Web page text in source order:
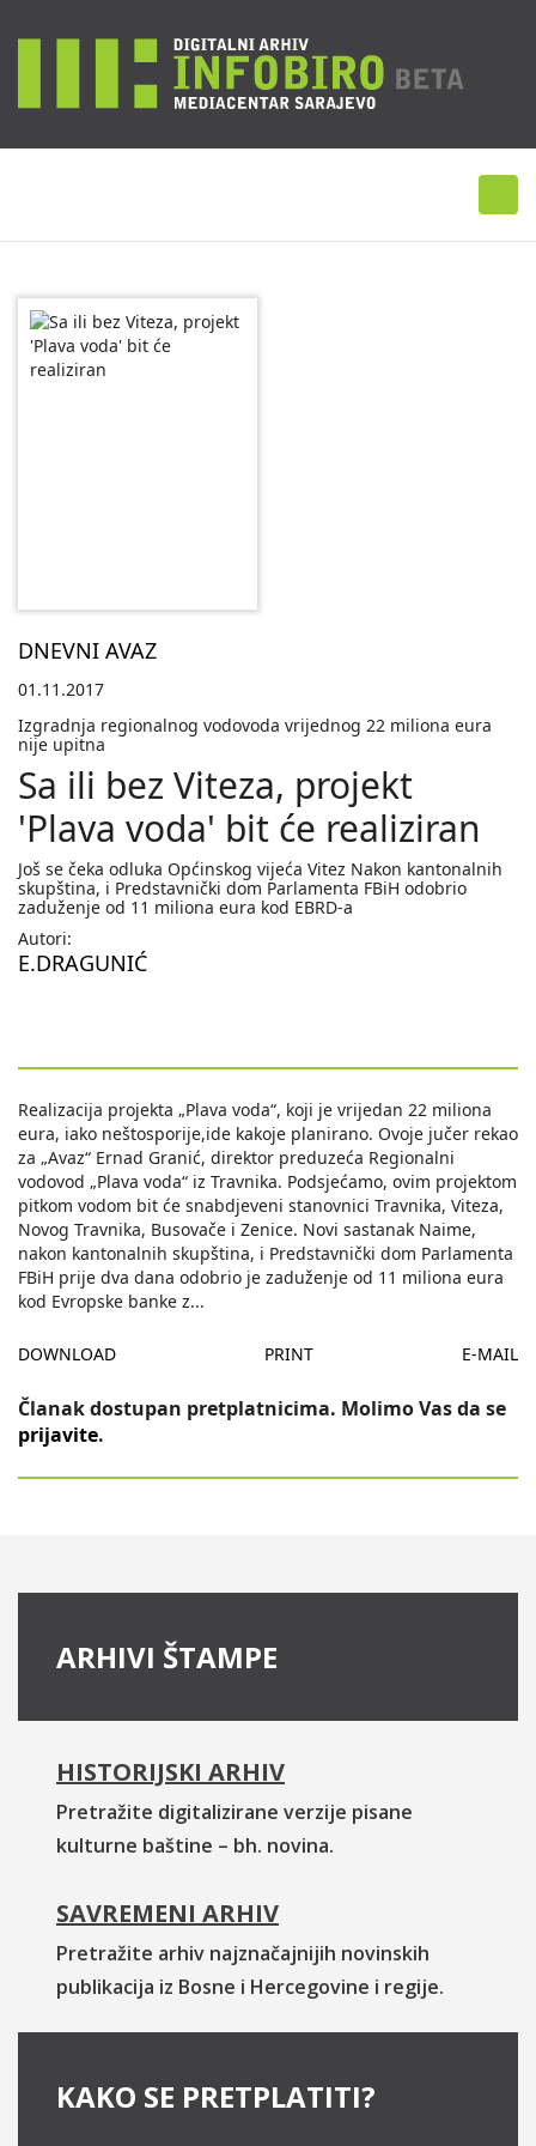
DNEVNI AVAZ
01.11.2017
Izgradnja regionalnog vodovoda vrijednog 22 miliona eura
nije upitna
Sa ili bez Viteza, projekt
'Plava voda' bit će realiziran
Još se čeka odluka Općinskog vijeća Vitez Nakon kantonalnih
skupština, i Predstavnički dom Parlamenta FBiH odobrio
zaduženje od 11 miliona eura kod EBRD-a
Autori:
E.DRAGUNIĆ
Realizacija projekta „Plava voda“, koji je vrijedan 22 miliona
eura, iako neštosporije,ide kakoje planirano. Ovoje jučer rekao
za „Avaz“ Ernad Granić, direktor preduzeća Regionalni
vodovod „Plava voda“ iz Travnika. Podsjećamo, ovim projektom
pitkom vodom bit će snabdjeveni stanovnici Travnika, Viteza,
Novog Travnika, Busovače i Zenice. Novi sastanak Naime,
nakon kantonalnih skupština, i Predstavnički dom Parlamenta
FBiH prije dva dana odobrio je zaduženje od 11 miliona eura
kod Evropske banke z...
DOWNLOAD PRINT E-MAIL
Članak dostupan pretplatnicima. Molimo Vas da se
prijavite.
ARHIVI ŠTAMPE
HISTORIJSKI ARHIV
Pretražite digitalizirane verzije pisane
kulturne baštine – bh. novina.
SAVREMENI ARHIV
Pretražite arhiv najznačajnijih novinskih
publikacija iz Bosne i Hercegovine i regije.
KAKO SE PRETPLATITI?